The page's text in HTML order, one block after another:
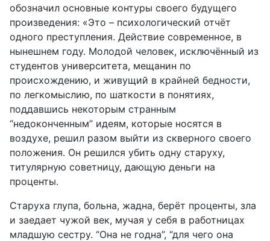
обозначил основные контуры своего будущего
произведения: «Это – психологический отчёт
одного преступления. Действие современное, в
нынешнем году. Молодой человек, исключённый из
студентов университета, мещанин по
происхождению, и живущий в крайней бедности,
по легкомыслию, по шаткости в понятиях,
поддавшись некоторым странным
“недоконченным” идеям, которые носятся в
воздухе, решил разом выйти из скверного своего
положения. Он решился убить одну старуху,
титулярную советницу, дающую деньги на
проценты.
Старуха глупа, больна, жадна, берёт проценты, зла
и заедает чужой век, мучая у себя в работницах
младшую сестру. “Она не годна”, “для чего она